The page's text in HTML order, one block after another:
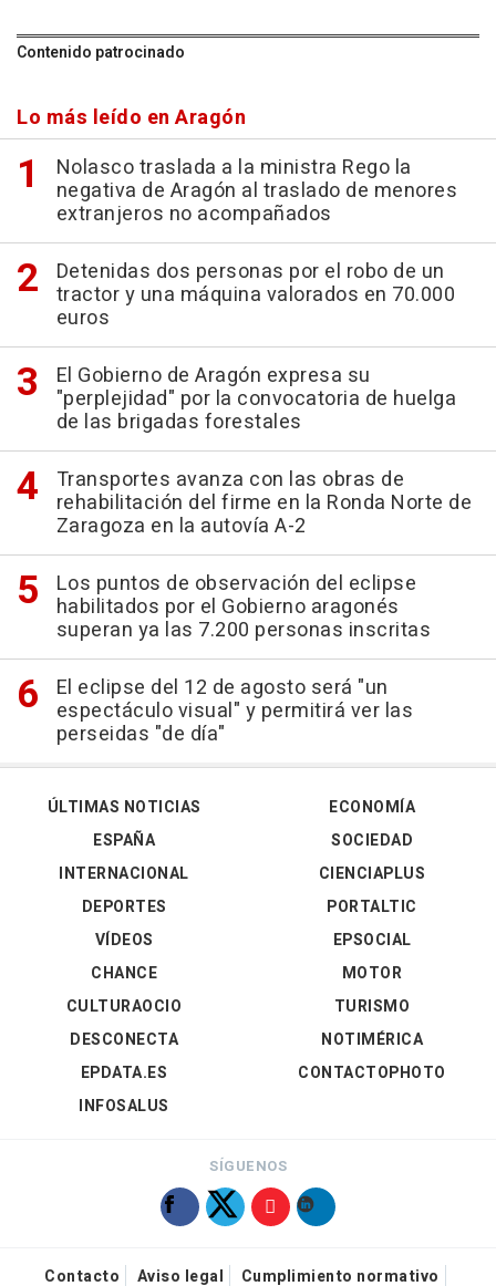
Contenido patrocinado
Lo más leído en Aragón
Nolasco traslada a la ministra Rego la
negativa de Aragón al traslado de menores
extranjeros no acompañados
Detenidas dos personas por el robo de un
tractor y una máquina valorados en 70.000
euros
El Gobierno de Aragón expresa su
"perplejidad" por la convocatoria de huelga
de las brigadas forestales
Transportes avanza con las obras de
rehabilitación del firme en la Ronda Norte de
Zaragoza en la autovía A-2
Los puntos de observación del eclipse
habilitados por el Gobierno aragonés
superan ya las 7.200 personas inscritas
El eclipse del 12 de agosto será "un
espectáculo visual" y permitirá ver las
perseidas "de día"
ÚLTIMAS NOTICIAS
ESPAÑA
INTERNACIONAL
DEPORTES
VÍDEOS
ECONOMÍA
SOCIEDAD
CIENCIAPLUS
PORTALTIC
EPSOCIAL
CHANCE
CULTURAOCIO
DESCONECTA
EPDATA.ES
INFOSALUS
MOTOR
TURISMO
NOTIMÉRICA
CONTACTOPHOTO
SÍGUENOS
Contacto Aviso legal Cumplimiento normativo